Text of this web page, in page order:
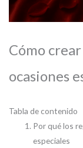
Cómo
ocasiones
Tabla de contenido
Por qué los
especiales